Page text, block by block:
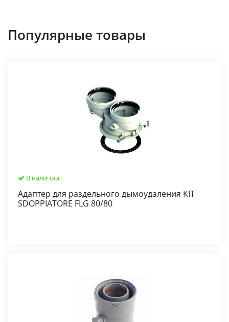
Популярные товары
В наличии
Адаптер для раздельного дымоудаления KIT
SDOPPIATORE FLG 80/80